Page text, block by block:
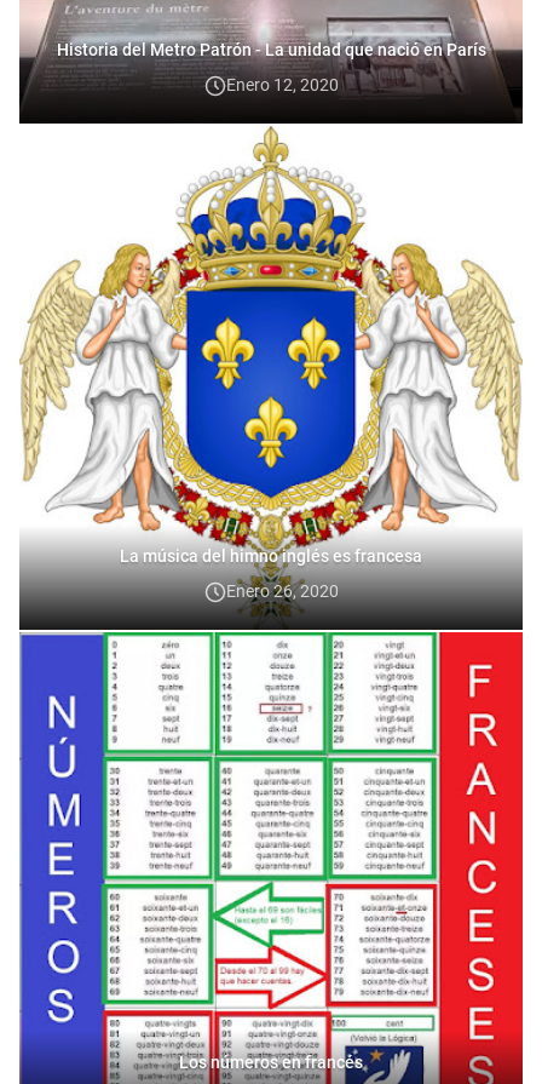
Historia del Metro Patrón - La unidad que nació en París
Enero 12, 2020
La música del himno inglés es francesa
Enero 26, 2020
Los números en francés